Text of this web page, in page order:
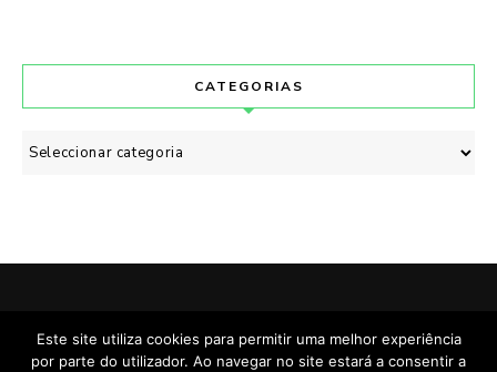
CATEGORIAS
Categorias
Este site utiliza cookies para permitir uma melhor experiência
por parte do utilizador. Ao navegar no site estará a consentir a